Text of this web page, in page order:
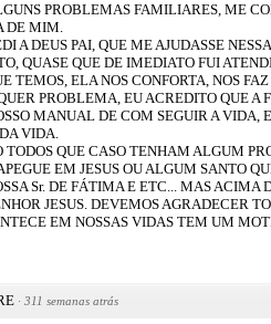
PROBLEMAS FAMILIARES, ME
DE MIM.
A DEUS PAI, QUE ME AJUDASSE
QUASE QUE DE IMEDIATO FUI
TEMOS, ELA NOS CONFORTA, NOS
PROBLEMA, EU ACREDITO QUE A
MANUAL DE COM SEGUIR A VIDA,
VIDA.
TODOS QUE CASO TENHAM ALGUM
EM JESUS OU ALGUM SANTO
Sr. DE FÁTIMA E ETC... MAS ACIMA
JESUS. DEVEMOS AGRADECER
EM NOSSAS VIDAS TEM UM
· 311 semanas atrás